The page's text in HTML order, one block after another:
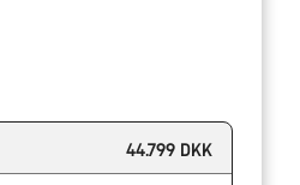
44.799 DKK